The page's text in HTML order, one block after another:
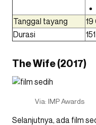
Tanggal tayang
Durasi
The Wife (2017)
Via: IMP Awards
Selanjutnya, ada film